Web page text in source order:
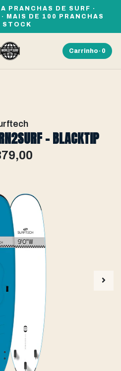
PRANCHAS DE SURF ·
MAIS DE 100 PRANCHAS
STOCK
Carrinho · 0
- BLACKTIP